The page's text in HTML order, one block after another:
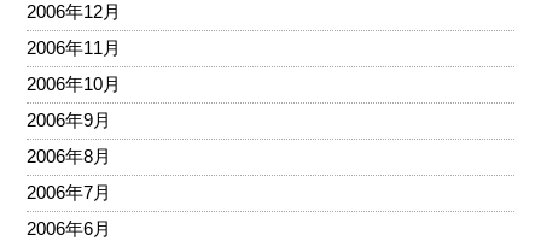
2006年12月
2006年11月
2006年10月
2006年9月
2006年8月
2006年7月
2006年6月